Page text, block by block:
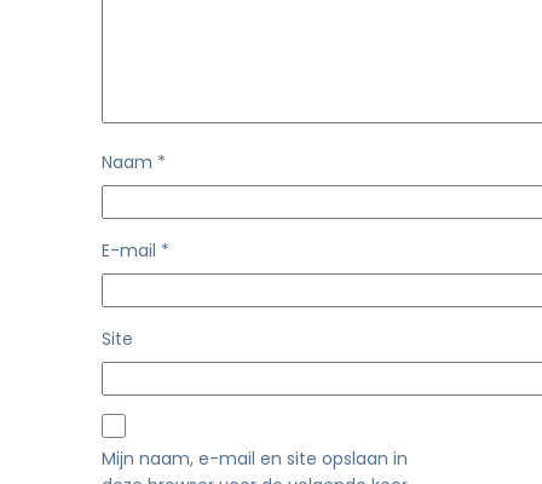
Naam *
E-mail *
Site
Mijn naam, e-mail en site opslaan in